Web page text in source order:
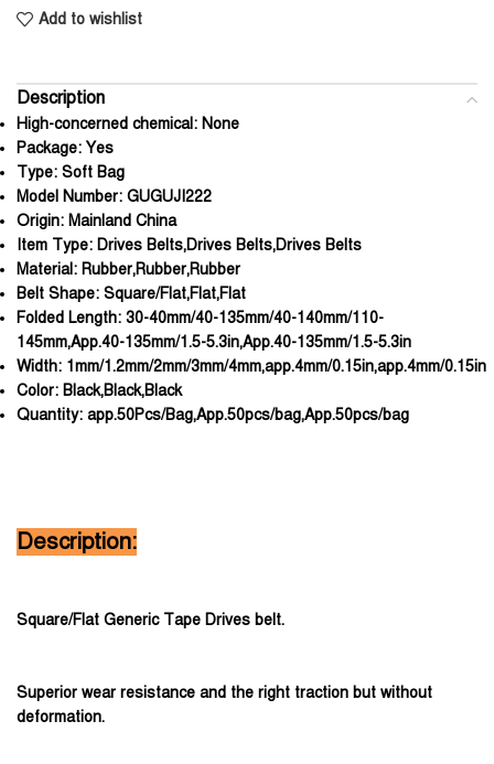
Add to wishlist
Description
High-concerned chemical: None
Package: Yes
Type: Soft Bag
Model Number: GUGUJI222
Origin: Mainland China
Item Type: Drives Belts,Drives Belts,Drives Belts
Material: Rubber,Rubber,Rubber
Belt Shape: Square/Flat,Flat,Flat
Folded Length: 30-40mm/40-135mm/40-140mm/110-
145mm,App.40-135mm/1.5-5.3in,App.40-135mm/1.5-5.3in
Width: 1mm/1.2mm/2mm/3mm/4mm,app.4mm/0.15in,app.4mm/0.15in
Color: Black,Black,Black
Quantity: app.50Pcs/Bag,App.50pcs/bag,App.50pcs/bag
Description:
Square/Flat Generic Tape Drives belt.
Superior wear resistance and the right traction but without
deformation.